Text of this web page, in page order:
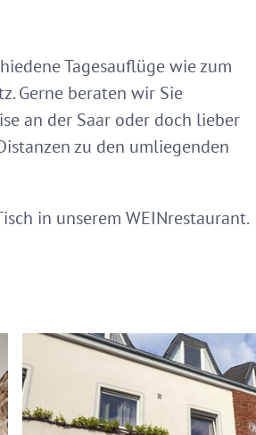
Tagesauflüge wie zum
Gerne beraten wir Sie
an der Saar oder doch lieber
zu den umliegenden
in unserem WEINrestaurant.